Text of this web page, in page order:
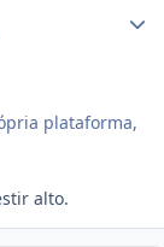
plataforma,
alto.